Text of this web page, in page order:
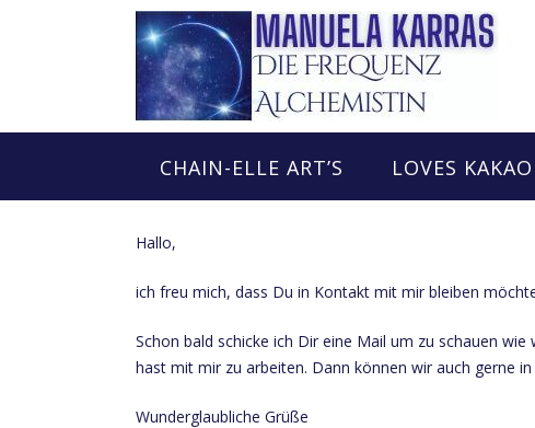
CHAIN-ELLE ART’S LOVES KAKAO
Hallo,
ich freu mich, dass Du in Kontakt mit mir bleiben
Schon bald schicke ich Dir eine Mail um zu schauen
hast mit mir zu arbeiten. Dann können wir auch gerne
Wunderglaubliche Grüße